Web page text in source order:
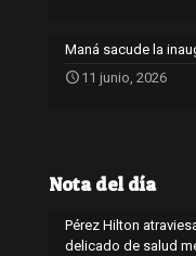
Maná sacude la
11 junio, 2026
Nota del día
Pérez Hilton
delicado de salud